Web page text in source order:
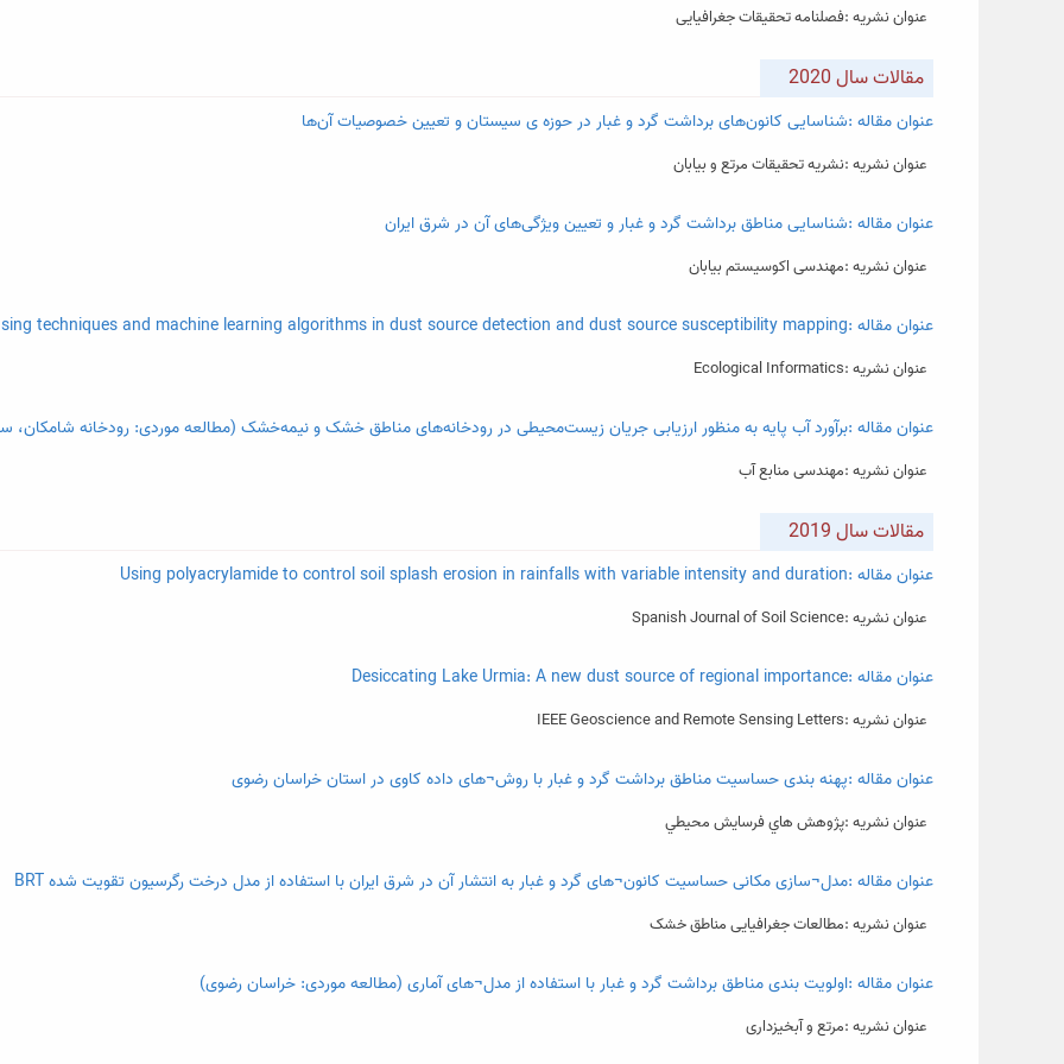
عنوان نشریه :فصلنامه تحقیقات جغرافیایی
مقالات سال 2020
عنوان مقاله :شناسایی کانون‌های برداشت گرد و غبار در حوزه ی سیستان و تعیین خصوصیات آن‌ها
عنوان نشریه :نشریه تحقیقات مرتع و بیابان
عنوان مقاله :شناسایی مناطق برداشت گرد و غبار و تعیین ویژگی‌های آن در شرق ایران
عنوان نشریه :مهندسی اکوسیستم بیابان
عنوان مقاله :Application of remote sensing techniques and machine learning algorithms in dust source detection and dust source susceptibility mapping
عنوان نشریه :Ecological Informatics
عنوان مقاله :برآورد آب پایه به منظور ارزیابی جریان زیست‌محیطی در رودخانه‌های مناطق خشک و نیمه‌خشک (مطالعه موردی: رودخانه شامکان،
عنوان نشریه :مهندسی منابع آب
مقالات سال 2019
عنوان مقاله :Using polyacrylamide to control soil splash erosion in rainfalls with variable intensity and duration
عنوان نشریه :Spanish Journal of Soil Science
عنوان مقاله :Desiccating Lake Urmia: A new dust source of regional importance
عنوان نشریه :IEEE Geoscience and Remote Sensing Letters
عنوان مقاله :پهنه بندی حساسیت مناطق برداشت گرد و غبار با روش¬های داده کاوی در استان خراسان رضوی
عنوان نشریه :پژوهش هاي فرسايش محيطي
عنوان مقاله :مدل¬سازی مکانی حساسیت کانون¬های گرد و غبار به انتشار آن در شرق ایران با استفاده از مدل درخت رگرسیون تقویت شده BRT
عنوان نشریه :مطالعات جغرافیایی مناطق خشک
عنوان مقاله :اولویت بندی مناطق برداشت گرد و غبار با استفاده از مدل¬های آماری (مطالعه موردی: خراسان رضوی)
عنوان نشریه :مرتع و آبخیزداری